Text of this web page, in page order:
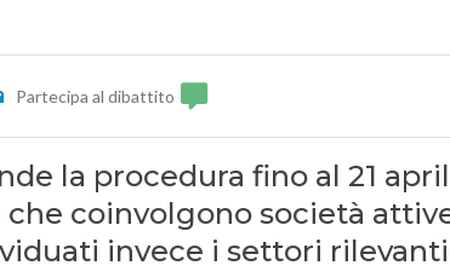
Partecipa al dibattito
la procedura fino al 21
che coinvolgono società
invece i settori